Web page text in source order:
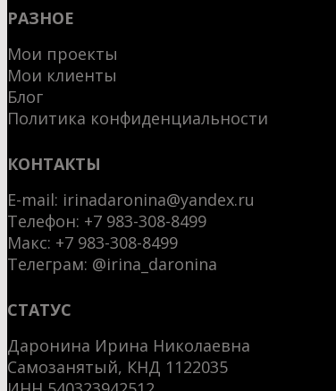
РАЗНОЕ
Мои проекты
Мои клиенты
Блог
Политика конфиденциальности
КОНТАКТЫ
E-mail: irinadaronina@yandex.ru
Телефон: +7 983-308-8499
Макс: +7 983-308-8499
Телеграм: @irina_daronina
СТАТУС
Даронина Ирина Николаевна
Самозанятый, КНД 1122035